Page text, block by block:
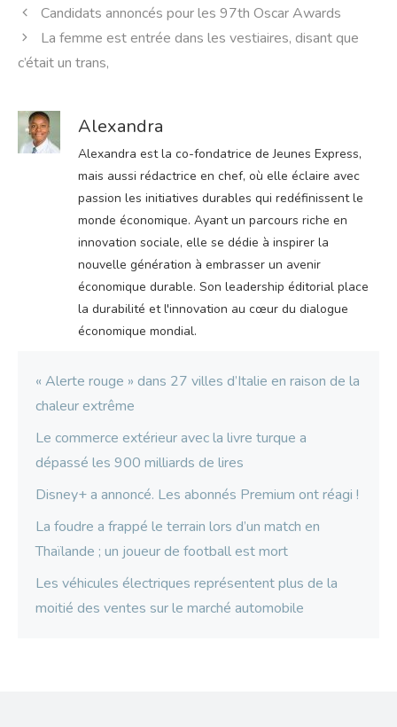
Candidats annoncés pour les 97th Oscar Awards
La femme est entrée dans les vestiaires, disant que
c’était un trans,
Alexandra
Alexandra est la co-fondatrice de Jeunes Express,
mais aussi rédactrice en chef, où elle éclaire avec
passion les initiatives durables qui redéfinissent le
monde économique. Ayant un parcours riche en
innovation sociale, elle se dédie à inspirer la
nouvelle génération à embrasser un avenir
économique durable. Son leadership éditorial place
la durabilité et l'innovation au cœur du dialogue
économique mondial.
« Alerte rouge » dans 27 villes d’Italie en raison de la
chaleur extrême
Le commerce extérieur avec la livre turque a
dépassé les 900 milliards de lires
Disney+ a annoncé. Les abonnés Premium ont réagi !
La foudre a frappé le terrain lors d’un match en
Thaïlande ; un joueur de football est mort
Les véhicules électriques représentent plus de la
moitié des ventes sur le marché automobile